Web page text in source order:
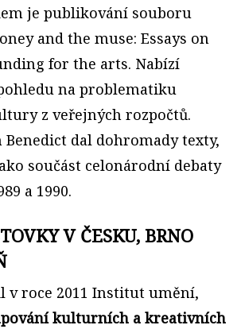
je publikování souboru
and the muse: Essays on
for the arts. Nabízí
na problematiku
z veřejných rozpočtů.
Benedict dal dohromady texty,
součást celonárodní debaty
a 1990.
V ČESKU, BRNO
v roce 2011 Institut umění,
kulturních a kreativních